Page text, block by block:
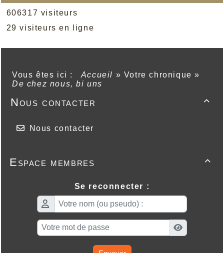
606317 visiteurs
29 visiteurs en ligne
Vous êtes ici : Accueil » Votre chronique »
De chez nous, bi uns

Nous contacter
Nous contacter

Espace membres
Se reconnecter :